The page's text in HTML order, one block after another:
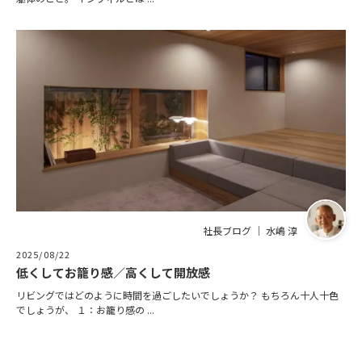
社長ブログ ｜ 水嶋 淳
2025/08/22
低くしてお籠り感／高くして開放感
リビングではどのように時間を過ごしたいでしょうか？ もちろん十人十色
でしょうが、 １：お籠り感の ...